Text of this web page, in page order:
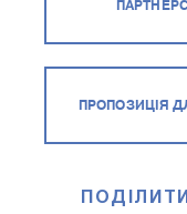
ПРОПОЗИЦІЯ